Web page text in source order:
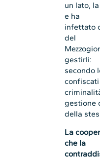
un lato,
e ha
infettato
del
gestirli:
secondo
gestione
della
La
che la